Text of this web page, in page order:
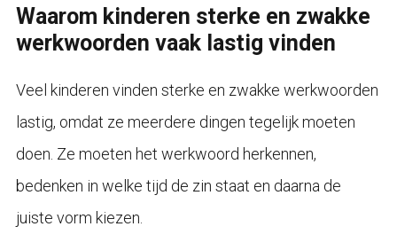
Waarom kinderen sterke en zwakke
werkwoorden vaak lastig vinden
Veel kinderen vinden sterke en zwakke werkwoorden
lastig, omdat ze meerdere dingen tegelijk moeten
doen. Ze moeten het werkwoord herkennen,
bedenken in welke tijd de zin staat en daarna de
juiste vorm kiezen.